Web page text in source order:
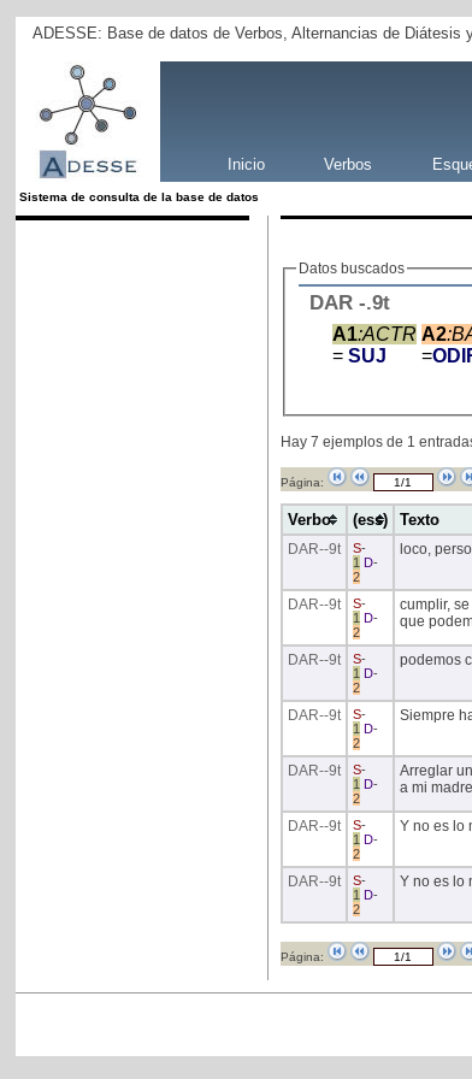
ADESSE: Base de datos de Verbos, Alternancias de Diátesis
Inicio Verbos
Sistema de consulta de la base de datos
Datos buscados
DAR -.9t
A1:ACTR
= SUJ
A2
=
Hay 7 ejemplos de 1
Página:
Verbo (ess) Texto
DAR--9t S-
1
D-
2
loco,
DAR--9t S-
1
D-
2
cumplir,
que
DAR--9t S-
1
D-
2
podemos
DAR--9t S-
1
D-
2
Siempre
DAR--9t S-
1
D-
2
Arreglar
a mi
DAR--9t S-
1
D-
2
Y no es lo
DAR--9t S-
1
D-
2
Y no es lo
Página: